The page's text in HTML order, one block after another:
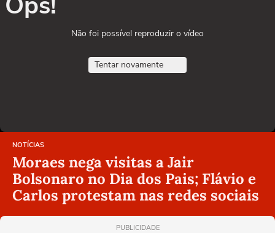
Não foi possível reproduzir o vídeo
Tentar novamente
NOTÍCIAS
Moraes nega visitas a Jair
Bolsonaro no Dia dos Pais; Flávio e
Carlos protestam nas redes sociais
PUBLICIDADE